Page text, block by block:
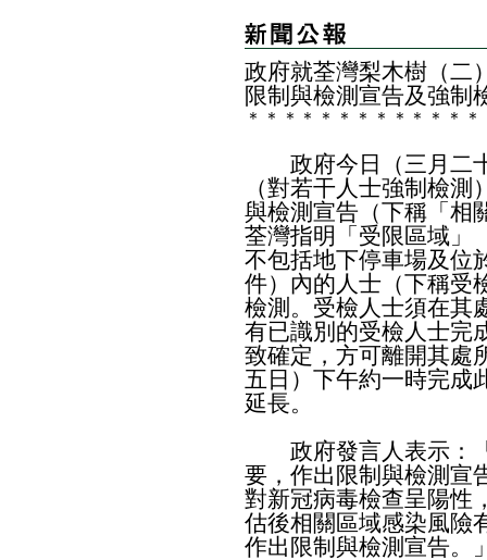
政府就荃灣梨木樹（二
限制與檢測宣告及強制
＊ ＊ ＊ ＊ ＊ ＊ ＊ ＊ ＊ ＊ ＊ ＊ ＊
政府今日（三月二十
（對若干人士強制檢
與檢測宣告（下稱「相
荃灣指明「受限區域」
不包括地下停車場及位
件）內的人士（下稱受
檢測。受檢人士須在其
有已識別的受檢人士完
致確定，方可離開其處
五日）下午約一時完成
延長。
政府發言人表示：「
要，作出限制與檢測宣
對新冠病毒檢查呈陽性
估後相關區域感染風險
作出限制與檢測宣告。